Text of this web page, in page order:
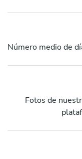
Número medio de
Fotos de